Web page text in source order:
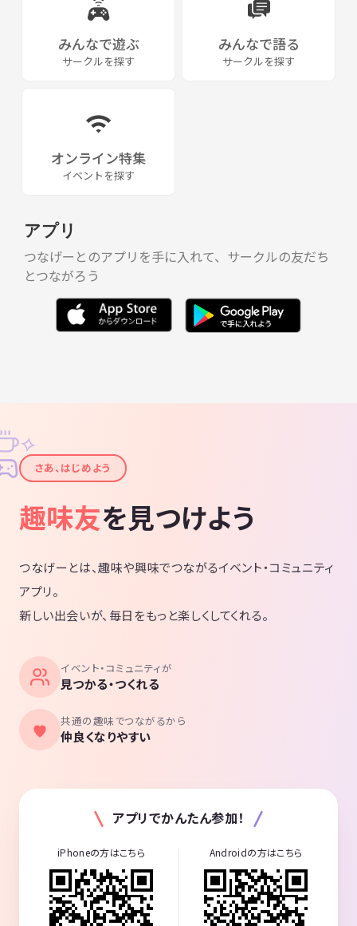
みんなで遊ぶ
サークルを探す
みんなで語る
サークルを探す
オンライン特集
イベントを探す
アプリ
つなげーとのアプリを手に入れて、サークルの友だち
とつながろう
✦
✧
さあ、はじめよう
趣味友を見つけよう
つなげーとは、趣味や興味でつながるイベント・コミュニティ
アプリ。
新しい出会いが、毎日をもっと楽しくしてくれる。
イベント・コミュニティが
見つかる・つくれる
共通の趣味でつながるから
仲良くなりやすい
アプリでかんたん参加！
iPhoneの方はこちら Androidの方はこちら